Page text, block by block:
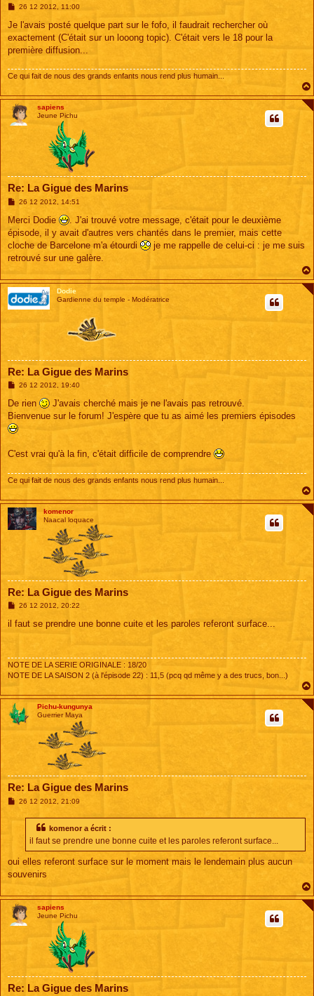
M
s
a
g
26 12 2012, 11:00
Je l'avais posté quelque part sur le fofo, il faudrait rechercher où
exactement (C'était sur un looong topic). C'était vers le 18 pour la
première diffusion...
Ce qui fait de nous des grands enfants nous rend plus humain...
sapiens
Jeune Pichu
Re: La Gigue des Marins
M
s
a
g
26 12 2012, 14:51
Merci Dodie
. J'ai trouvé votre message, c'était pour le deuxième
épisode, il y avait d'autres vers chantés dans le premier, mais cette
cloche de Barcelone m'a étourdi
je me rappelle de celui-ci : je me suis
retrouvé sur une galère.
Dodie
Gardienne du temple - Modératrice
Re: La Gigue des Marins
M
s
a
g
e
26 12 2012, 19:40
De rien
J'avais cherché mais je ne l'avais pas retrouvé.
Bienvenue sur le forum! J'espère que tu as aimé les premiers épisodes
C'est vrai qu'à la fin, c'était difficile de comprendre
Ce qui fait de nous des grands enfants nous rend plus humain...
komenor
Naacal loquace
Re: La Gigue des Marins
M
s
26 12 2012, 20:22
il faut se prendre une bonne cuite et les paroles referont surface...
NOTE DE LA SERIE ORIGINALE : 18/20
NOTE DE LA SAISON 2 (à l'épisode 22) : 11,5 (pcq qd même y a des trucs, bon...)
Pichu-kungunya
Guerrier Maya
Re: La Gigue des Marins
M26 12 2012, 21:09
komenor a écrit :
il faut se prendre une bonne cuite et les paroles referont surface...
oui elles referont surface sur le moment mais le lendemain plus aucun
souvenirs
sapiens
Jeune Pichu
Re: La Gigue des Marins